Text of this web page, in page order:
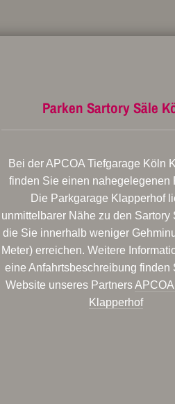
Parken Sartory Säle
Bei der APCOA Tiefgarage Köln
finden Sie einen nahegelegenen
Die Parkgarage Klapperhof
unmittelbarer Nähe zu den Sartory
die Sie innerhalb weniger
Meter) erreichen. Weitere
eine Anfahrtsbeschreibung finden
Website unseres Partners
Klapperhof